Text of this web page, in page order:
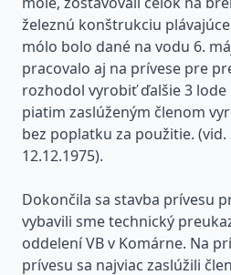
železnú konštrukciu
mólo bolo dané na vodu 6.
pracovalo aj na prívese pre
rozhodol vyrobiť ďalšie 3 lode
piatim zaslúženým členom
bez poplatku za použitie. (vid.
12.12.1975).
Dokončila sa stavba prívesu
vybavili sme technický
oddelení VB v Komárne. Na
prívesu sa najviac zaslúžili